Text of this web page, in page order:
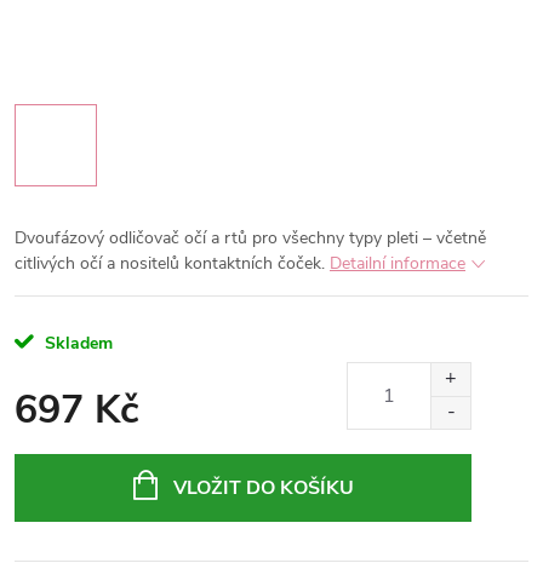
Dvoufázový odličovač očí a rtů pro všechny typy pleti – včetně
citlivých očí a nositelů kontaktních čoček. Detailní informace
Skladem
697 Kč
VLOŽIT DO KOŠÍKU